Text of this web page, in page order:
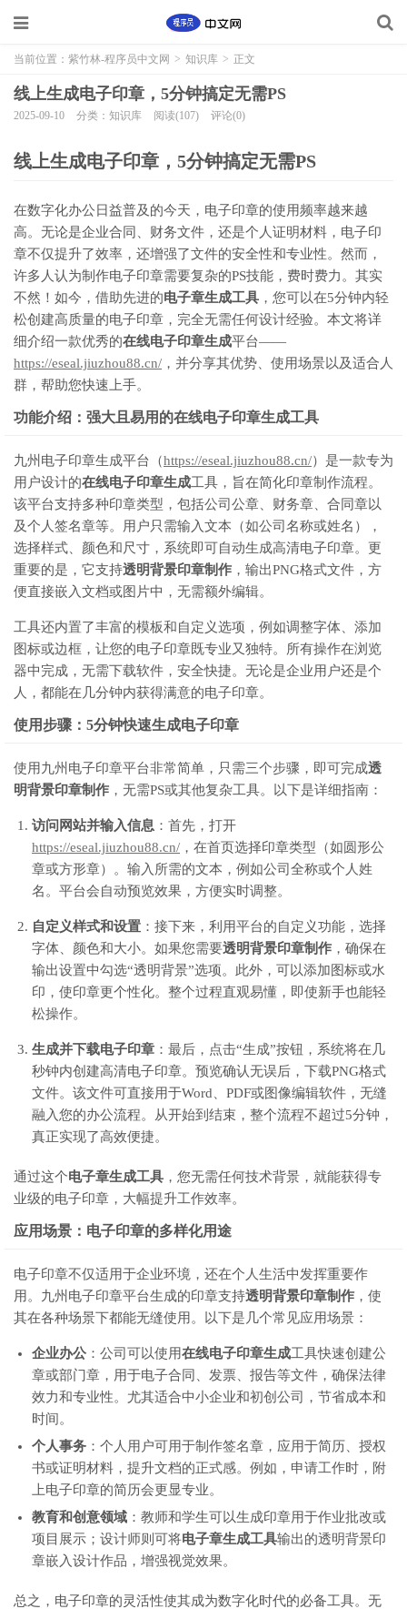
当前位置： 紫竹林-程序员中文网 > 知识库 > 正文
线上生成电子印章，5分钟搞定无需PS
2025-09-10 分类：知识库 阅读(107) 评论(0)
线上生成电子印章，5分钟搞定无需PS
在数字化办公日益普及的今天，电子印章的使用频率越来越
高。无论是企业合同、财务文件，还是个人证明材料，电子印
章不仅提升了效率，还增强了文件的安全性和专业性。然而，
许多人认为制作电子印章需要复杂的PS技能，费时费力。其实
不然！如今，借助先进的电子章生成工具 ，您可以在5分钟内轻
松创建高质量的电子印章，完全无需任何设计经验。本文将详
细介绍一款优秀的在线电子印章生成平台——
https://eseal.jiuzhou88.cn/ ，并分享其优势、使用场景以及适合人
群，帮助您快速上手。
功能介绍：强大且易用的在线电子印章生成工具
九州电子印章生成平台（https://eseal.jiuzhou88.cn/）是一款专为
用户设计的在线电子印章生成工具，旨在简化印章制作流程。
该平台支持多种印章类型，包括公司公章、财务章、合同章以
及个人签名章等。用户只需输入文本（如公司名称或姓名），
选择样式、颜色和尺寸，系统即可自动生成高清电子印章。更
重要的是，它支持透明背景印章制作 ，输出PNG格式文件，方
便直接嵌入文档或图片中，无需额外编辑。
工具还内置了丰富的模板和自定义选项，例如调整字体、添加
图标或边框，让您的电子印章既专业又独特。所有操作在浏览
器中完成，无需下载软件，安全快捷。无论是企业用户还是个
人，都能在几分钟内获得满意的电子印章。
使用步骤：5分钟快速生成电子印章
使用九州电子印章平台非常简单，只需三个步骤，即可完成透
明背景印章制作 ，无需PS或其他复杂工具。以下是详细指南：
访问网站并输入信息 ：首先，打开
https://eseal.jiuzhou88.cn/ ，在首页选择印章类型（如圆形公
章或方形章）。输入所需的文本，例如公司全称或个人姓
名。平台会自动预览效果，方便实时调整。
自定义样式和设置 ：接下来，利用平台的自定义功能，选择
字体、颜色和大小。如果您需要透明背景印章制作 ，确保在
输出设置中勾选“透明背景”选项。此外，可以添加图标或水
印，使印章更个性化。整个过程直观易懂，即使新手也能轻
松操作。
生成并下载电子印章 ：最后，点击“生成”按钮，系统将在几
秒钟内创建高清电子印章。预览确认无误后，下载PNG格式
文件。该文件可直接用于Word、PDF或图像编辑软件，无缝
融入您的办公流程。从开始到结束，整个流程不超过5分钟，
真正实现了高效便捷。
通过这个电子章生成工具 ，您无需任何技术背景，就能获得专
业级的电子印章，大幅提升工作效率。
应用场景：电子印章的多样化用途
电子印章不仅适用于企业环境，还在个人生活中发挥重要作
用。九州电子印章平台生成的印章支持透明背景印章制作 ，使
其在各种场景下都能无缝使用。以下是几个常见应用场景：
企业办公 ：公司可以使用在线电子印章生成工具快速创建公
章或部门章，用于电子合同、发票、报告等文件，确保法律
效力和专业性。尤其适合中小企业和初创公司，节省成本和
时间。
个人事务 ：个人用户可用于制作签名章，应用于简历、授权
书或证明材料，提升文档的正式感。例如，申请工作时，附
上电子印章的简历会更显专业。
教育和创意领域 ：教师和学生可以生成印章用于作业批改或
项目展示；设计师则可将电子章生成工具输出的透明背景印
章嵌入设计作品，增强视觉效果。
总之，电子印章的灵活性使其成为数字化时代的必备工具。无